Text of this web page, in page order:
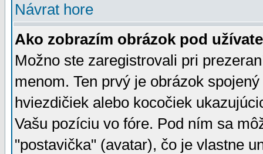
Návrat hore
Ako zobrazím obrázok pod
Možno ste zaregistrovali pri
menom. Ten prvý je obrázok
hviezdičiek alebo kocočiek
Vašu pozíciu vo fóre. Pod ním sa
"postavička" (avatar), čo je vlastne